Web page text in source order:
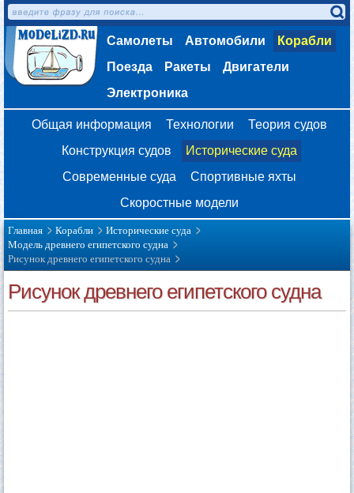
Самолеты Автомобили
Корабли
Поезда
Ракеты
Двигатели
Электроника
Общая информация Технологии
Теория судов
Конструкция судов
Исторические суда
Современные суда
Спортивные яхты
Скоростные модели
Главная Корабли
Исторические суда
Модель древнего египетского судна
Рисунок древнего египетского судна
Рисунок древнего египетского судна